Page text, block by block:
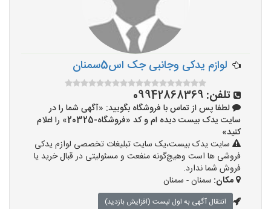
لوازم یدکی وجانبی جک اس5سمنان
تلفن: 09942868369
لطفا پس از تماس با فروشگاه بگویید: «آگهی شما را در
سایت یدک بیست دیده ام و کد «فروشگاه-20325» را اعلام
کنید»
سایت یدک بیست،یک سایت تبلیغات تخصصی لوازم یدکی
فروشی ها است وهیچ‌گونه منفعت و مسئولیتی در قبال خرید یا
فروش شما ندارد.
مکان: سمنان - سمنان
انتقال آگهی به اول لیست (افزایش بازدید)